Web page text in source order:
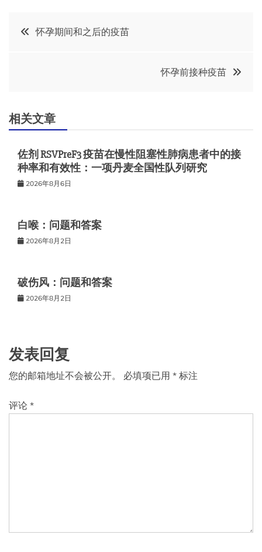
文
航
怀孕期间和之后的疫苗
怀孕前接种疫苗
相关文章
佐剂 RSVPreF3 疫苗在慢性阻塞性肺病患者中的接
种率和有效性：一项丹麦全国性队列研究
2026年8月6日
白喉：问题和答案
2026年8月2日
破伤风：问题和答案
2026年8月2日
发表回复
您的邮箱地址不会被公开。 必填项已用 * 标注
评论 *